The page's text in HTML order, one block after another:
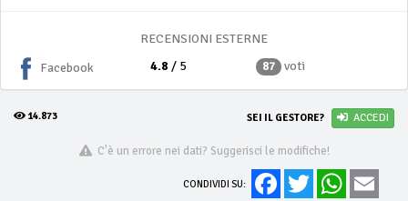
RECENSIONI ESTERNE
Facebook
4.8 / 5 87 voti
14.873 SEI IL GESTORE? ACCEDI
C'è un errore nei dati? Suggerisci le modifiche!
CONDIVIDI SU:
FacebookTwitter WhatsApp